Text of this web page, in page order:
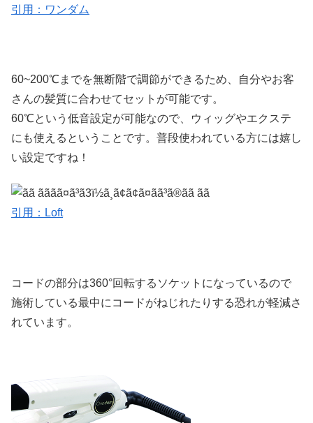
引用：ワンダム
60~200℃までを無断階で調節ができるため、自分やお客
さんの髪質に合わせてセットが可能です。
60℃という低音設定が可能なので、ウィッグやエクステ
にも使えるということです。普段使われている方には嬉し
い設定ですね！
引用：Loft
コードの部分は360°回転するソケットになっているので
施術している最中にコードがねじれたりする恐れが軽減さ
れています。